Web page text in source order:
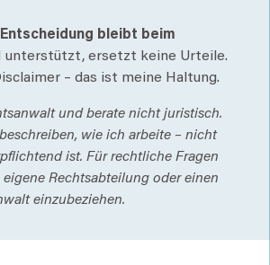
bleibt beim
unterstützt, ersetzt keine Urteile.
– das ist meine Haltung.
und berate nicht juristisch.
wie ich arbeite – nicht
ist. Für rechtliche Fragen
Rechtsabteilung oder einen
einzubeziehen.